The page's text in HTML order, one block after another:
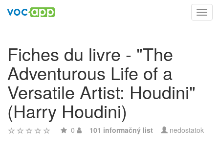
Fiches du livre - "The
Adventurous Life of a
Versatile Artist: Houdini"
(Harry Houdini)
0 101 informačný list nedostatok